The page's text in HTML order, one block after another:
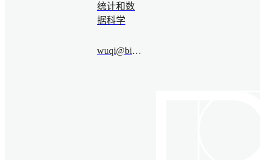
统计和数
据科学
wuqi@bimsa.cn